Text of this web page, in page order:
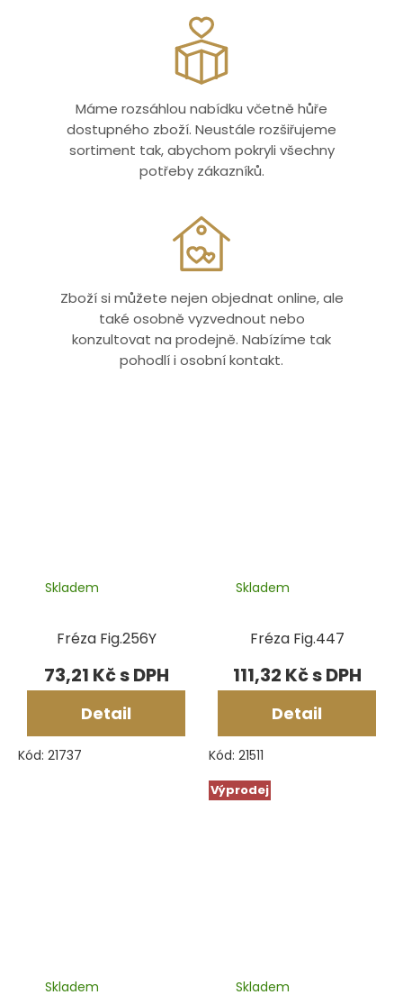
Máme rozsáhlou nabídku včetně hůře
dostupného zboží. Neustále rozšiřujeme
sortiment tak, abychom pokryli všechny
potřeby zákazníků.
Zboží si můžete nejen objednat online, ale
také osobně vyzvednout nebo
konzultovat na prodejně. Nabízíme tak
pohodlí i osobní kontakt.
Fréza Fig.256Y
Skladem
73,21 Kč
Detail
Kód: 21737
Fréza Fig.447
Skladem
111,32 Kč
Detail
Kód: 21511
Skladem
Výprodej
Skladem